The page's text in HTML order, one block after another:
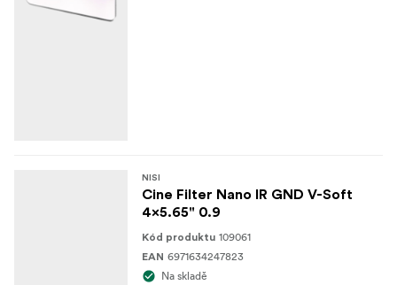
NISI
Cine Filter Nano IR GND V-Soft
4x5.65" 0.9
Kód produktu 109061
EAN 6971634247823
Na skladě